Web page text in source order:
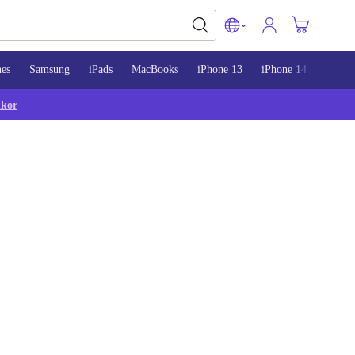
Samsung iPads MacBooks iPhone 13 iPhone 14